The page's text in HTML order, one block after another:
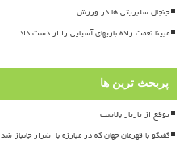
جنجال سلبریتی ها در ورزش
مبینا نعمت زاده بازیهای آسیایی را از دست داد
پربحث ترین ها
توقع از تارتار بالاست
گفتگو با قهرمان جهان که در مبارزه با اشرار جانباز شد